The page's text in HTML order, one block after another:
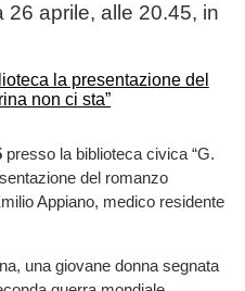
aprile, alle 20.45, in
presso la biblioteca civica “G.
del romanzo
Appiano, medico residente
una giovane donna segnata